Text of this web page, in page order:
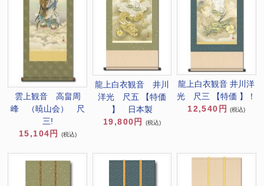
雲上観音 高畠周
峰 （暁山会） 尺
三!
15,104円
(税込)
龍上白衣観音 井川
洋光 尺五 【特価
】 日本製
19,800円
(税込)
龍上白衣観音 井川洋
光 尺三 【特価 】！
12,540円
(税込)